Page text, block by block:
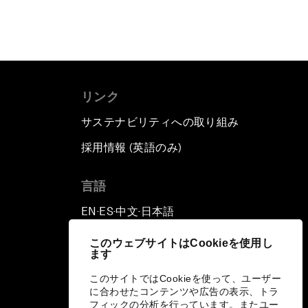
このウェブサイトはCookieを使用し
ます
このサイトではCookieを使って、ユーザー
に合わせたコンテンツや広告の表示、トラ
フィックの分析を行っています。またユー
リンク
サステナビリティへの取り組み
採用情報 (英語のみ)
言語
EN ▪ ES▪中文▪ 日本語